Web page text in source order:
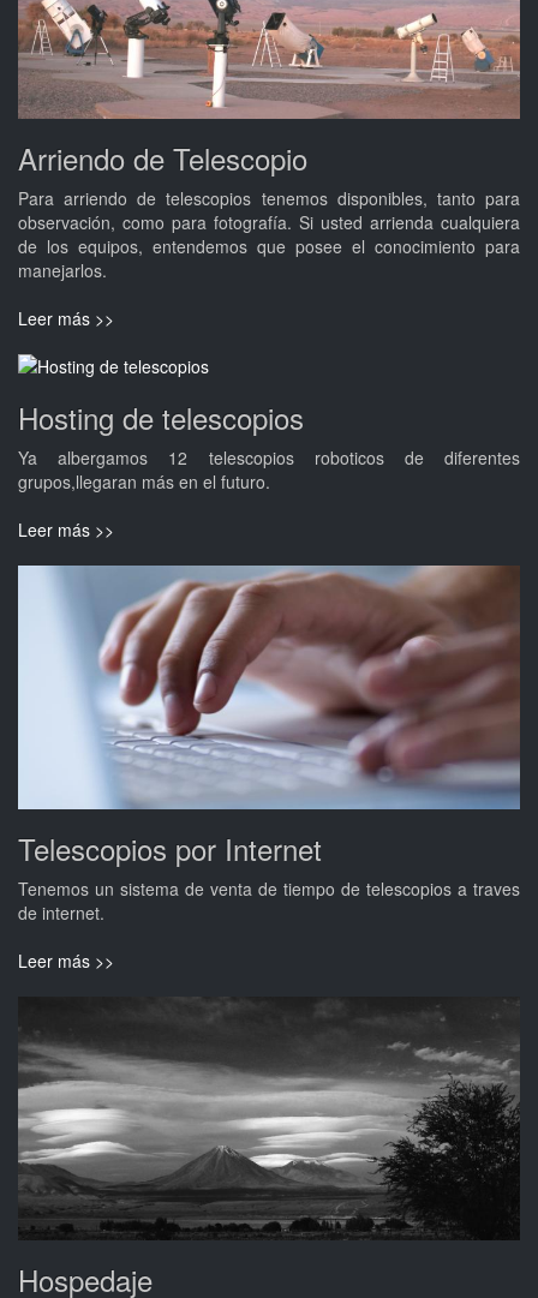
Arriendo de Telescopio
Para arriendo de telescopios tenemos disponibles, tanto para
observación, como para fotografía. Si usted arrienda cualquiera
de los equipos, entendemos que posee el conocimiento para
manejarlos.
Leer más >>
Hosting de telescopios
Ya albergamos 12 telescopios roboticos de diferentes
grupos,llegaran más en el futuro.
Leer más >>
Telescopios por Internet
Tenemos un sistema de venta de tiempo de telescopios a traves
de internet.
Leer más >>
Hospedaje